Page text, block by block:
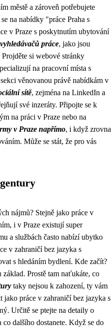
městě a zároveň potřebujete
na nabídky "práce Praha s
v Praze s poskytnutím ubytování
práce, jako jsou
si webové stránky
na pracovní místa s
věnovanou právě nabídkám v
sítě, zejména na LinkedIn a
své inzeráty. Připojte se k
na práci v Praze nebo na
v Praze napřímo, i když zrovna
Může se stát, že pro vás
nájmů? Stejně jako práce v
, i v Praze existují super
a službách často nabízí ubytko
v zahraničí bez jazyka s
s hledáním bydlení. Kde začít?
základ. Prostě tam naťukáte, co
taky nejsou k zahození, ty vám
jako práce v zahraničí bez jazyka s
Určitě se ptejte na detaily o
dalšího dostanete. Když se do